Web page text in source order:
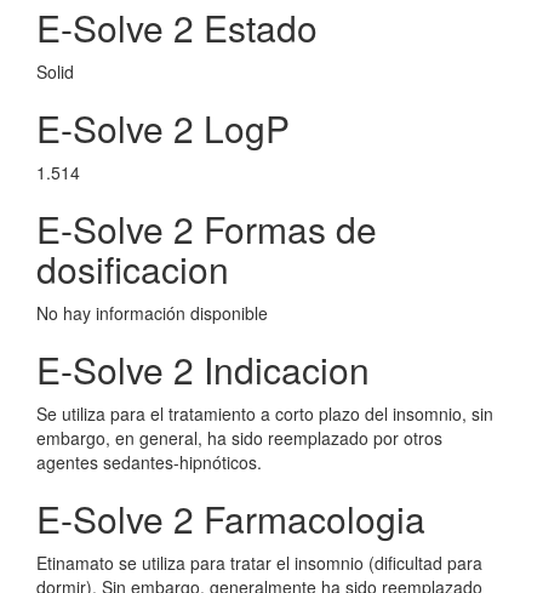
E-Solve 2 Estado
Solid
E-Solve 2 LogP
1.514
E-Solve 2 Formas de
dosificacion
No hay información disponible
E-Solve 2 Indicacion
Se utiliza para el tratamiento a corto plazo del insomnio, sin
embargo, en general, ha sido reemplazado por otros
agentes sedantes-hipnóticos.
E-Solve 2 Farmacologia
Etinamato se utiliza para tratar el insomnio (dificultad para
dormir). Sin embargo, generalmente ha sido reemplazado